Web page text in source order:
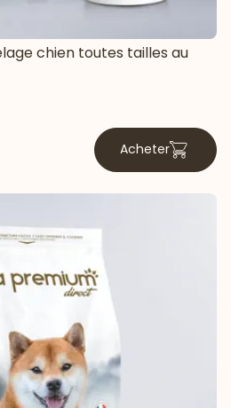
chien toutes tailles au
Acheter